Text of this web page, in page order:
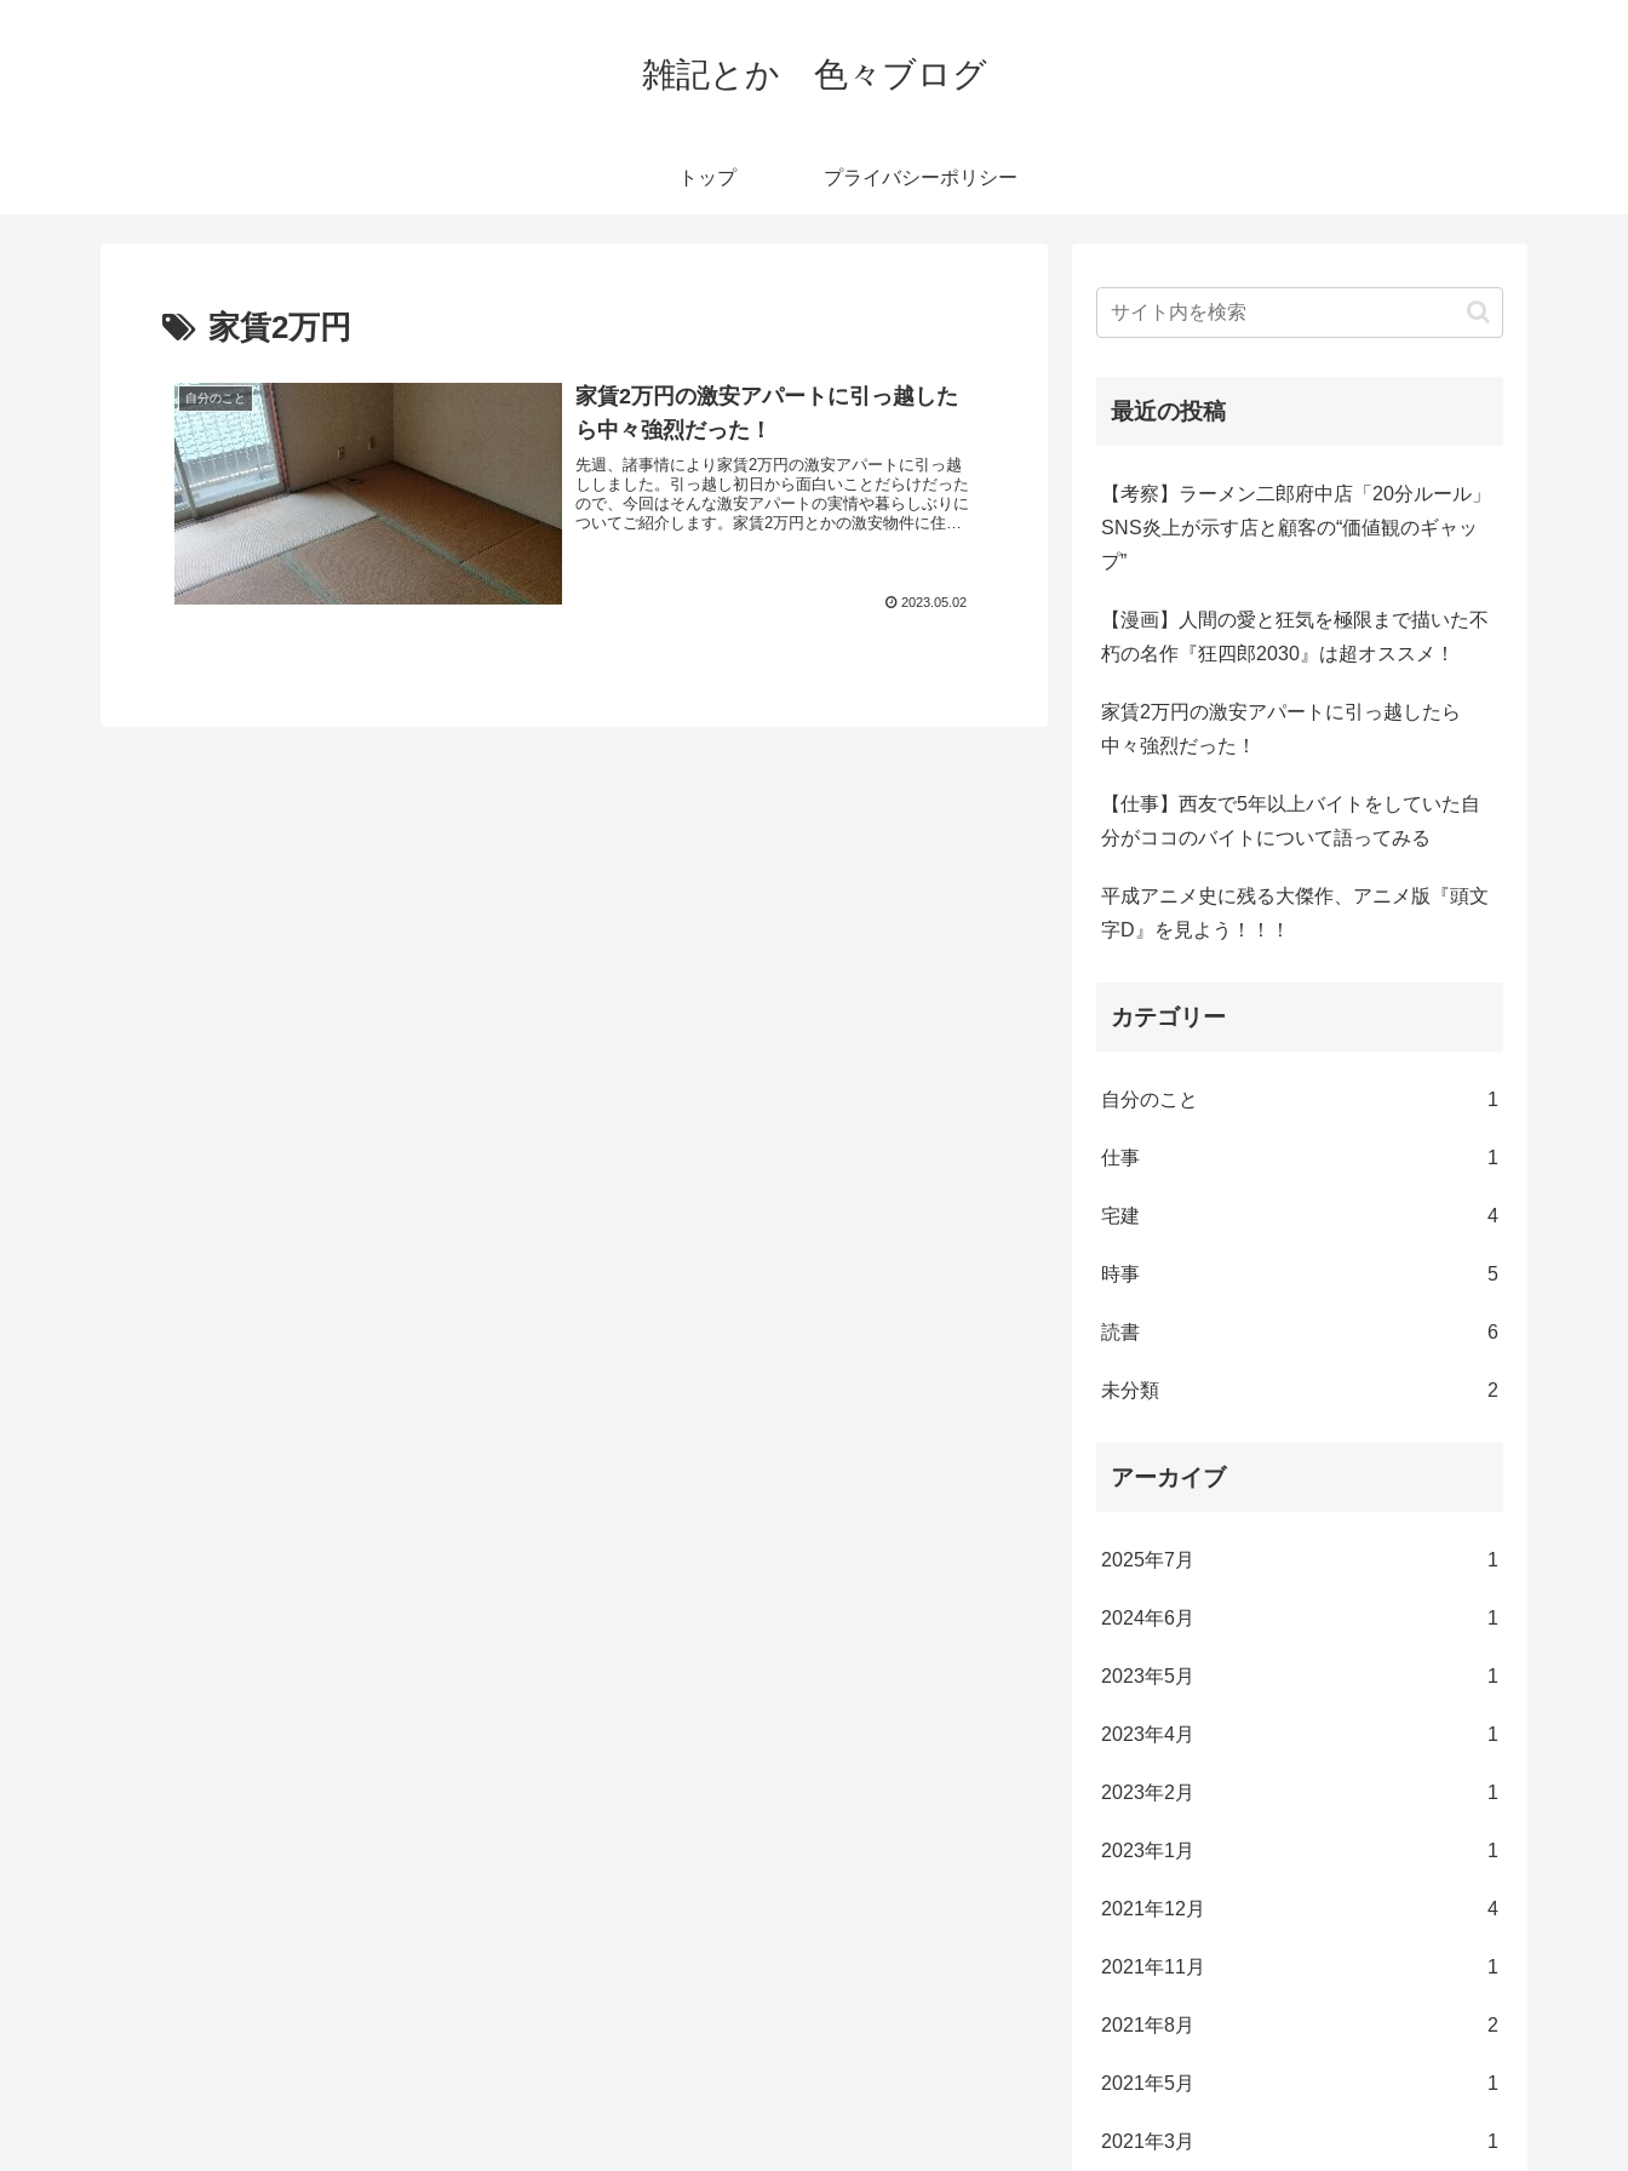
雑記とか 色々ブログ
トップ プライバシーポリシー
家賃2万円
自分のこと
家賃2万円の激安アパートに引っ越した
ら中々強烈だった！
先週、諸事情により家賃2万円の激安アパートに引っ越
ししました。引っ越し初日から面白いことだらけだった
ので、今回はそんな激安アパートの実情や暮らしぶりに
ついてご紹介します。家賃2万円とかの激安物件に住も
2023.05.02
最近の投稿
【考察】ラーメン二郎府中店「20分ルール」
SNS炎上が示す店と顧客の“価値観のギャッ
プ”
【漫画】人間の愛と狂気を極限まで描いた不
朽の名作『狂四郎2030』は超オススメ！
家賃2万円の激安アパートに引っ越したら
中々強烈だった！
【仕事】西友で5年以上バイトをしていた自
分がココのバイトについて語ってみる
平成アニメ史に残る大傑作、アニメ版『頭文
字D』を見よう！！！
カテゴリー
自分のこと 1
仕事 1
宅建 4
時事 5
読書 6
未分類 2
アーカイブ
2025年7月 1
2024年6月 1
2023年5月 1
2023年4月 1
2023年2月 1
2023年1月 1
2021年12月 4
2021年11月 1
2021年8月 2
2021年5月 1
2021年3月 1